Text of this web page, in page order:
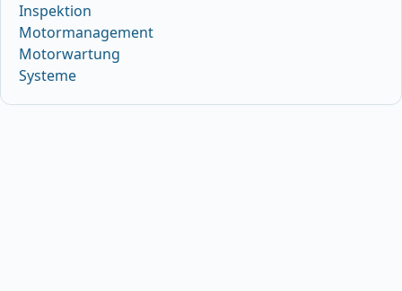
Inspektion
Motormanagement
Motorwartung
Systeme